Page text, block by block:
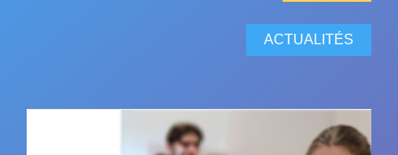
ACTUALITÉS